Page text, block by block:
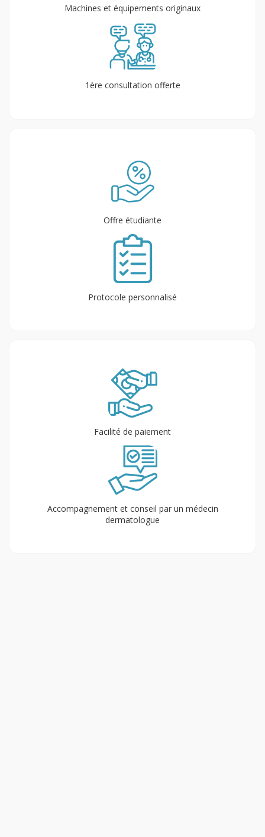
Machines et équipements originaux
1ère consultation offerte
Offre étudiante
Protocole personnalisé
Facilité de paiement
Accompagnement et conseil par un médecin
dermatologue